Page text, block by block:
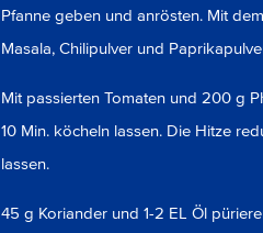
Pfanne geben und anrösten. Mit
Masala, Chilipulver und
Mit passierten Tomaten und 200 g
10 Min. köcheln lassen. Die Hitze
lassen.
45 g Koriander und 1-2 EL Öl